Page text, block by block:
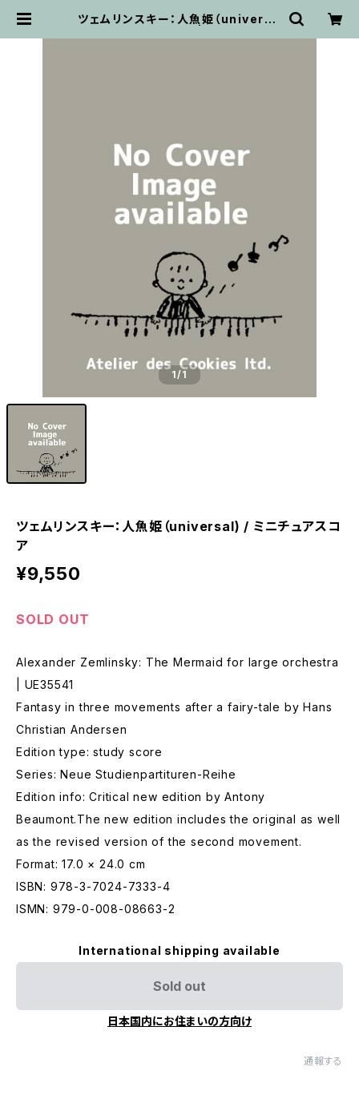
ツェムリンスキー：人魚姫（universa
1/1
ツェムリンスキー：人魚姫（universal) / ミニチュアスコ
ア
¥9,550
SOLD OUT
Alexander Zemlinsky: The Mermaid for large orchestra
| UE35541
Fantasy in three movements after a fairy-tale by Hans
Christian Andersen
Edition type: study score
Series: Neue Studienpartituren-Reihe
Edition info: Critical new edition by Antony
Beaumont.The new edition includes the original as well
as the revised version of the second movement.
Format: 17.0 × 24.0 cm
ISBN: 978-3-7024-7333-4
ISMN: 979-0-008-08663-2
International shipping available
Sold out
日本国内にお住まいの方向け
通報する